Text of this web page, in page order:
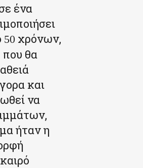
ένα
50χρόνων,
που θα
και
να
ήταν η